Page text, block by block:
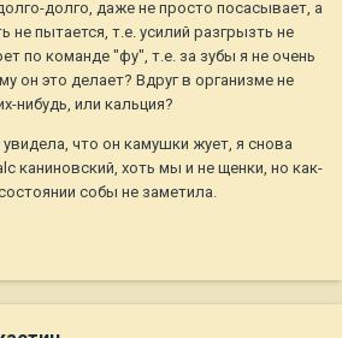
долго, даже не просто посасывает, а
не пытается, т.е. усилий разгрызть не
по команде "фу", т.е. за зубы я не очень
он это делает? Вдруг в организме не
нибудь, или кальция?
увидела, что он камушки жует, я снова
каниновский, хоть мы и не щенки, но как-
собы не заметила.